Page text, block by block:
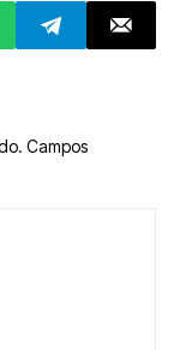
segundo
de
2024
Campos